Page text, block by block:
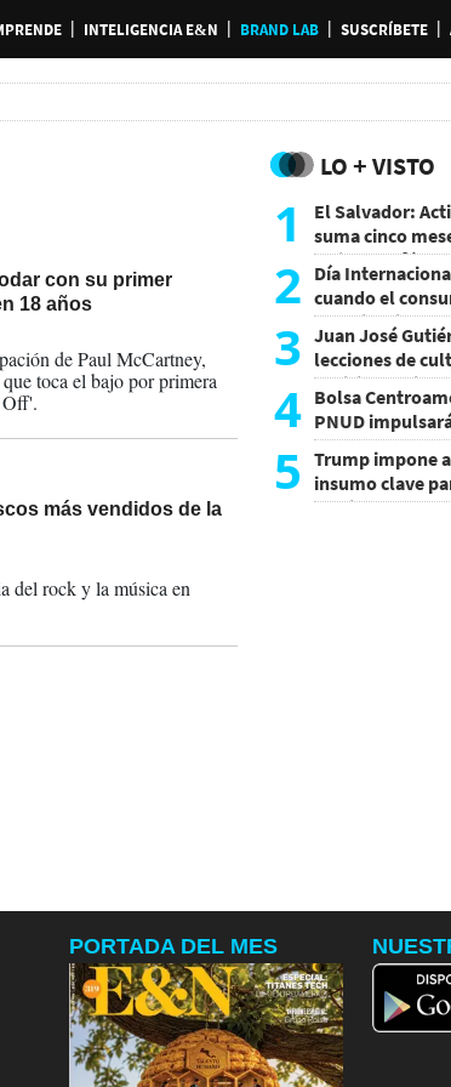
INTELIGENCIA E&N BRAND LAB SUSCRÍBETE
con su primer
18 años
de Paul McCartney,
toca el bajo por primera
Off'.
más vendidos de la
del rock y la música en
LO + VISTO
1
El Salvador:
suma cinco
arriba de 4%
2 Día
cuando el
experiencia
3 Juan José
lecciones de
decisiones sin
4 Bolsa
PNUD
Honduras
5
Trump impone
insumo clave
PORTADA DEL MES